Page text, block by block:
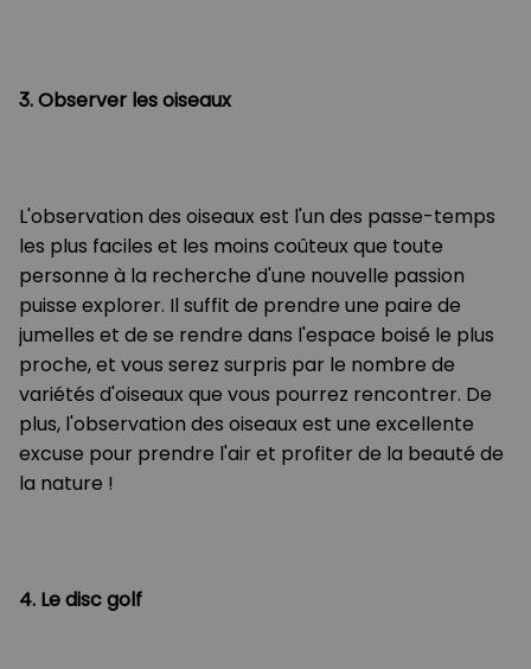
3. Observer les oiseaux
L'observation des oiseaux est l'un des passe-temps
les plus faciles et les moins coûteux que toute
personne à la recherche d'une nouvelle passion
puisse explorer. Il suffit de prendre une paire de
jumelles et de se rendre dans l'espace boisé le plus
proche, et vous serez surpris par le nombre de
variétés d'oiseaux que vous pourrez rencontrer. De
plus, l'observation des oiseaux est une excellente
excuse pour prendre l'air et profiter de la beauté de
la nature !
4. Le disc golf